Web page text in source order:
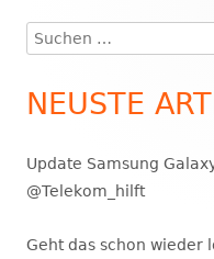
Haupt-
Seitenleiste
Suchen
nach:
NEUSTE
Update Samsung
@Telekom_hilft
Geht das schon wieder